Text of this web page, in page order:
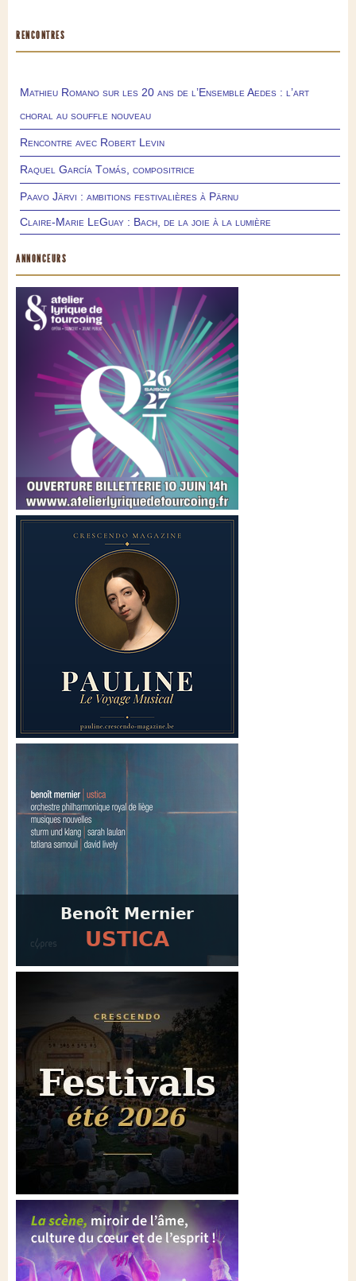
RENCONTRES
Mathieu Romano sur les 20 ans de l’Ensemble Aedes : l’art
choral au souffle nouveau
Rencontre avec Robert Levin
Raquel García Tomás, compositrice
Paavo Järvi : ambitions festivalières à Pärnu
Claire-Marie LeGuay : Bach, de la joie à la lumière
ANNONCEURS